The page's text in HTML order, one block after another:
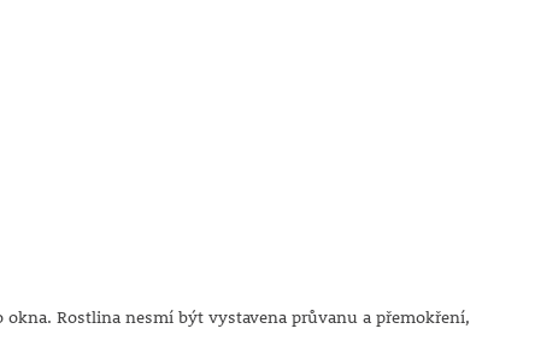
Rostlina nesmí být vystavena průvanu a přemokření,